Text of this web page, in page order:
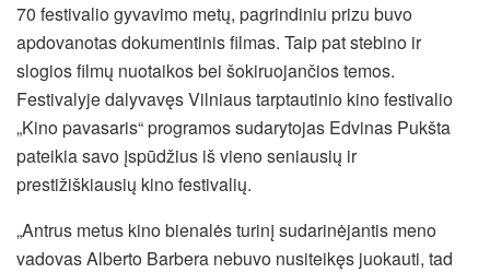
70 festivalio gyvavimo metų, pagrindiniu prizu buvo
apdovanotas dokumentinis filmas. Taip pat stebino ir
slogios filmų nuotaikos bei šokiruojančios temos.
Festivalyje dalyvavęs Vilniaus tarptautinio kino festivalio
„Kino pavasaris“ programos sudarytojas Edvinas Pukšta
pateikia savo įspūdžius iš vieno seniausių ir
prestižiškiausių kino festivalių.
„Antrus metus kino bienalės turinį sudarinėjantis meno
vadovas Alberto Barbera nebuvo nusiteikęs juokauti, tad